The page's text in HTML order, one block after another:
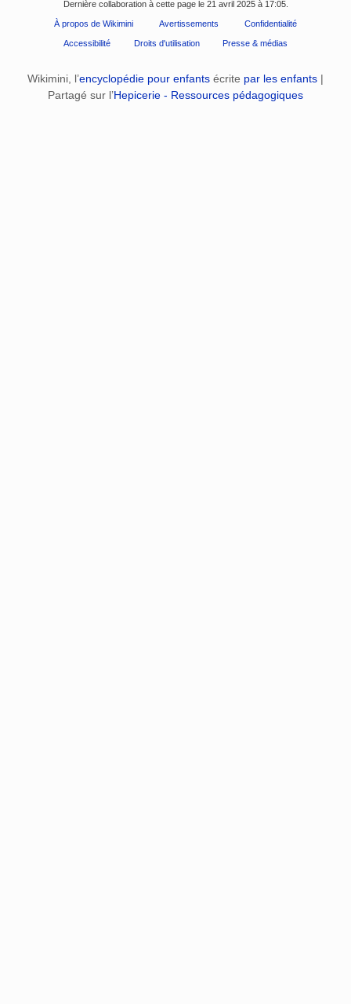
Dernière collaboration à cette page le 21 avril 2025 à 17:05.
À propos de Wikimini Avertissements Confidentialité
Accessibilité Droits d'utilisation Presse & médias
Wikimini, l’encyclopédie pour enfants écrite par les enfants |
Partagé sur l’Hepicerie - Ressources pédagogiques